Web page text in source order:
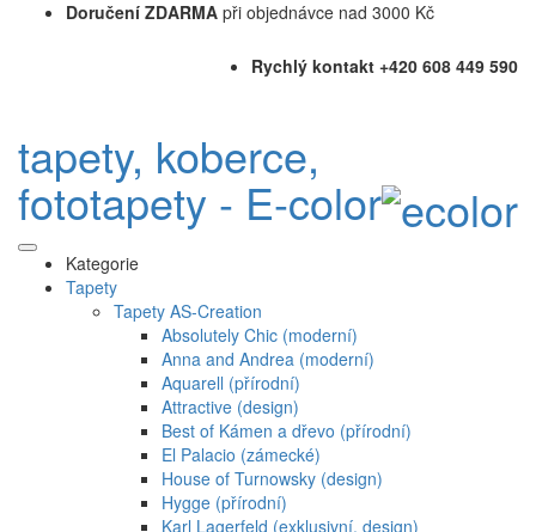
Doručení ZDARMA při objednávce nad 3000 Kč
Rychlý kontakt +420 608 449 590
tapety, koberce,
fototapety - E-color
Kategorie
Tapety
Tapety AS-Creation
Absolutely Chic (moderní)
Anna and Andrea (moderní)
Aquarell (přírodní)
Attractive (design)
Best of Kámen a dřevo (přírodní)
El Palacio (zámecké)
House of Turnowsky (design)
Hygge (přírodní)
Karl Lagerfeld (exklusivní, design)